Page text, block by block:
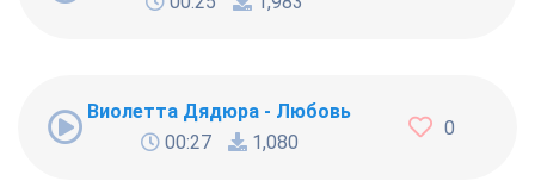
Виолетта Дядюра - Любовь
00:27
1,080
0